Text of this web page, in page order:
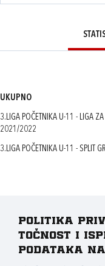
UKUPNO
3.LIGA POČETNIKA U-11 - LIGA ZA
2021/2022
3.LIGA POČETNIKA U-11 - SPLIT
Politika
točnost i
podataka